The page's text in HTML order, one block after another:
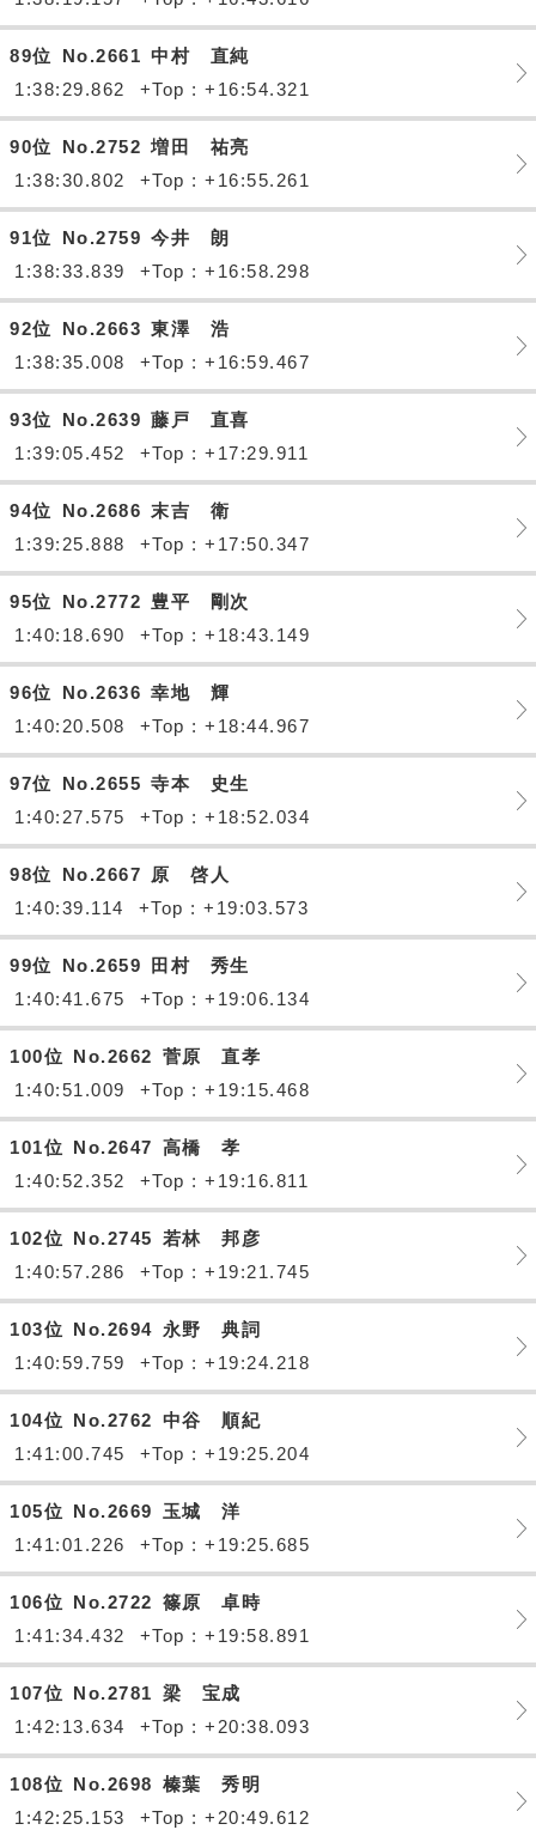
89位 No.2661 中村 直純
1:38:29.862
+Top : +16:54.321
90位 No.2752 増田 祐亮
1:38:30.802
+Top : +16:55.261
91位 No.2759 今井 朗
1:38:33.839
+Top : +16:58.298
92位 No.2663 東澤 浩
1:38:35.008
+Top : +16:59.467
93位 No.2639 藤戸 直喜
1:39:05.452
+Top : +17:29.911
94位 No.2686 末吉 衛
1:39:25.888
+Top : +17:50.347
95位 No.2772 豊平 剛次
1:40:18.690
+Top : +18:43.149
96位 No.2636 幸地 輝
1:40:20.508
+Top : +18:44.967
97位 No.2655 寺本 史生
1:40:27.575
+Top : +18:52.034
98位 No.2667
原 啓人
1:40:39.114
+Top : +19:03.573
99位 No.2659
田村 秀生
1:40:41.675
+Top : +19:06.134
100位 No.2662 菅原 直孝
1:40:51.009
+Top : +19:15.468
101位 No.2647 高橋 孝
1:40:52.352
+Top : +19:16.811
102位 No.2745 若林 邦彦
1:40:57.286
+Top : +19:21.745
103位 No.2694 永野 典詞
1:40:59.759
+Top : +19:24.218
104位 No.2762 中谷 順紀
1:41:00.745
+Top : +19:25.204
105位 No.2669
玉城 洋
1:41:01.226
+Top : +19:25.685
106位 No.2722 篠原 卓時
1:41:34.432
+Top : +19:58.891
107位 No.2781 梁 宝成
1:42:13.634
+Top : +20:38.093
108位 No.2698 榛葉 秀明
1:42:25.153
+Top : +20:49.612